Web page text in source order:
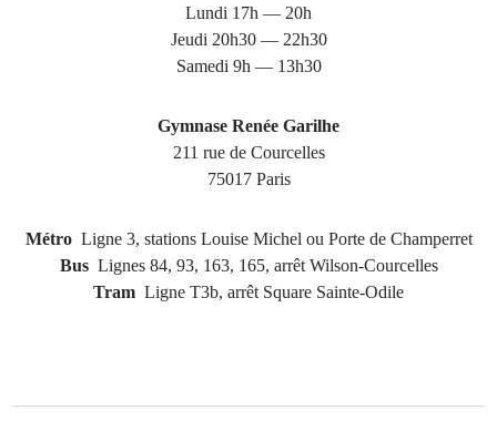
Lundi 17h — 20h
Jeudi 20h30 — 22h30
Samedi 9h — 13h30
Gymnase Renée Garilhe
211 rue de Courcelles
75017 Paris
MétroLigne 3, stations Louise Michel ou Porte de Champerret
BusLignes 84, 93, 163, 165, arrêt Wilson-Courcelles
Tram Ligne T3b, arrêt Square Sainte-Odile